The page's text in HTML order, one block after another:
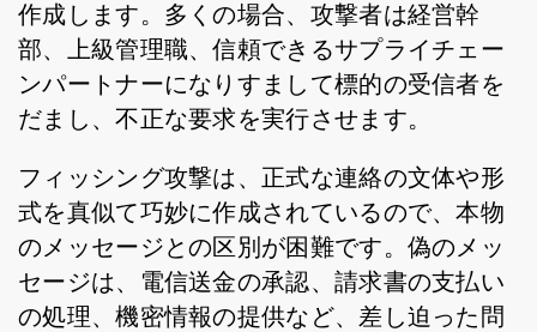
作成します。多くの場合、攻撃者は経営幹
部、上級管理職、信頼できるサプライチェー
ンパートナーになりすまして標的の受信者を
だまし、不正な要求を実行させます。
フィッシング攻撃は、正式な連絡の文体や形
式を真似て巧妙に作成されているので、本物
のメッセージとの区別が困難です。偽のメッ
セージは、電信送金の承認、請求書の支払い
の処理、機密情報の提供など、差し迫った問